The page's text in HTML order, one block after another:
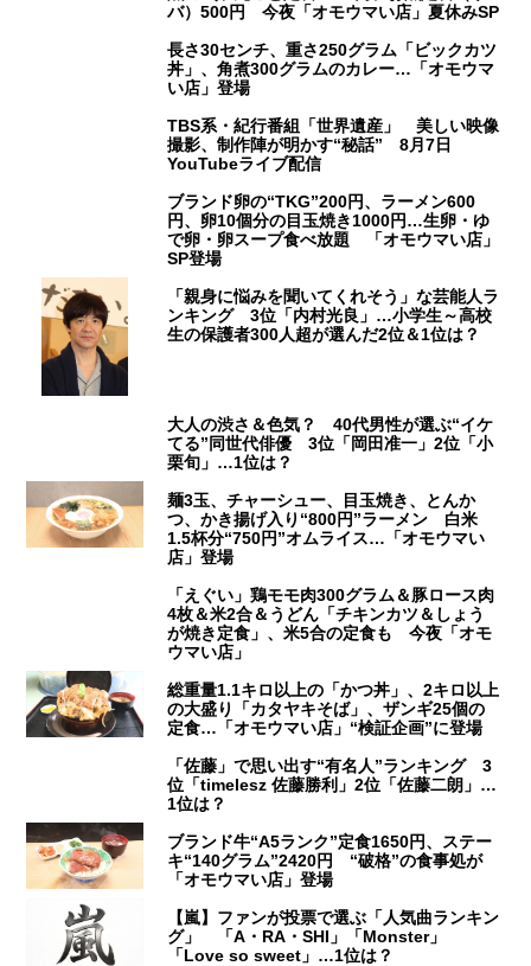
バ）500円 今夜「オモウマい店」夏休みSP
長さ30センチ、重さ250グラム「ビックカツ
丼」、角煮300グラムのカレー…「オモウマ
い店」登場
TBS系・紀行番組「世界遺産」 美しい映像
撮影、制作陣が明かす“秘話” 8月7日
YouTubeライブ配信
ブランド卵の“TKG”200円、ラーメン600
円、卵10個分の目玉焼き1000円…生卵・ゆ
で卵・卵スープ食べ放題 「オモウマい店」
SP登場
「親身に悩みを聞いてくれそう」な芸能人ラ
ンキング 3位「内村光良」…小学生～高校
生の保護者300人超が選んだ2位＆1位は？
大人の渋さ＆色気？ 40代男性が選ぶ“イケ
てる”同世代俳優 3位「岡田准一」2位「小
栗旬」…1位は？
麺3玉、チャーシュー、目玉焼き、とんか
つ、かき揚げ入り“800円”ラーメン 白米
1.5杯分“750円”オムライス…「オモウマい
店」登場
「えぐい」鶏モモ肉300グラム＆豚ロース肉
4枚＆米2合＆うどん「チキンカツ＆しょう
が焼き定食」、米5合の定食も 今夜「オモ
ウマい店」
総重量1.1キロ以上の「かつ丼」、2キロ以上
の大盛り「カタヤキそば」、ザンギ25個の
定食…「オモウマい店」“検証企画”に登場
「佐藤」で思い出す“有名人”ランキング 3
位「timelesz 佐藤勝利」2位「佐藤二朗」…
1位は？
ブランド牛“A5ランク”定食1650円、ステー
キ“140グラム”2420円 “破格”の食事処が
「オモウマい店」登場
【嵐】ファンが投票で選ぶ「人気曲ランキン
グ」 「A・RA・SHI」「Monster」
「Love so sweet」…1位は？